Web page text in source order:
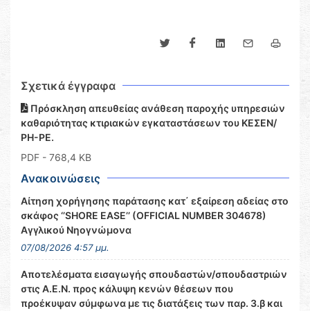
Σχετικά έγγραφα
Πρόσκληση απευθείας ανάθεση παροχής υπηρεσιών
καθαριότητας κτιριακών εγκαταστάσεων του ΚΕΣΕΝ/
ΡΗ-ΡΕ.
PDF - 768,4 KB
Ανακοινώσεις
Αίτηση χορήγησης παράτασης κατ΄ εξαίρεση αδείας στο
σκάφος ‘’SHORE EASE’’ (OFFICIAL NUMBER 304678)
Αγγλικού Νηογνώμονα
07/08/2026 4:57 μμ.
Αποτελέσματα εισαγωγής σπουδαστών/σπουδαστριών
στις Α.Ε.Ν. προς κάλυψη κενών θέσεων που
προέκυψαν σύμφωνα με τις διατάξεις των παρ. 3.β και